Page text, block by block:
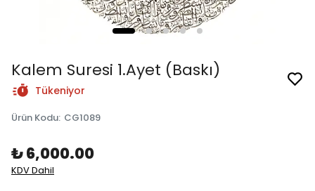
Kalem Suresi 1.Ayet (Baskı)
Tükeniyor
Ürün Kodu: CG1089
₺ 6,000.00
KDV Dahil